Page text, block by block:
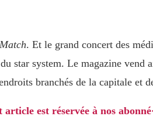
. Et le grand concert des
star system. Le magazine
branchés de la capitale et
est réservée à nos